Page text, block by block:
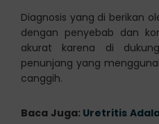
Diagnosis yang di berikan
dengan penyebab dan
akurat karena di
penunjang yang
canggih.
Baca Juga: Uretritis